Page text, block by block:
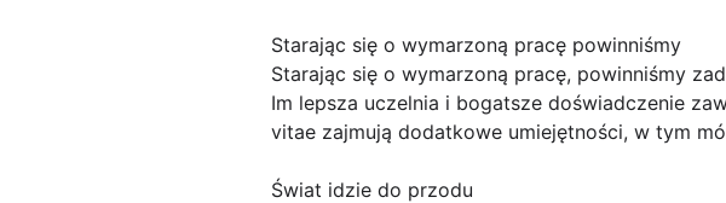
Starając się o wymarzoną pracę powinniśmy
Starając się o wymarzoną pracę, powinniśmy
Im lepsza uczelnia i bogatsze doświadczenie
vitae zajmują dodatkowe umiejętności, w tym
Świat idzie do przodu